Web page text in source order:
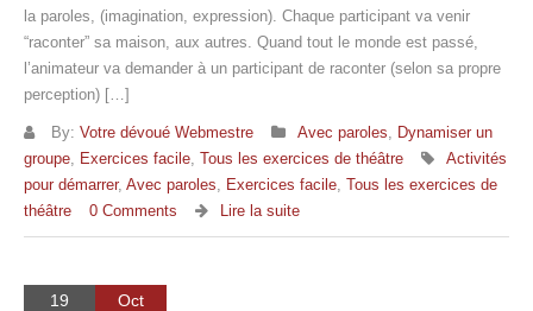
la paroles, (imagination, expression). Chaque participant va venir
“raconter” sa maison, aux autres. Quand tout le monde est passé,
l’animateur va demander à un participant de raconter (selon sa propre
perception) […]
By: Votre dévoué Webmestre Avec paroles, Dynamiser un
groupe, Exercices facile, Tous les exercices de théâtre
Activités
pour démarrer, Avec paroles, Exercices facile, Tous les exercices de
théâtre
0 Comments Lire la suite
19 Oct